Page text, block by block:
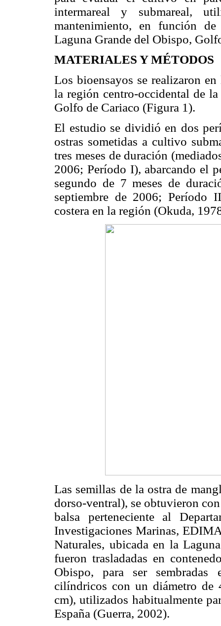
intermareal y submareal,
mantenimiento, en función
Laguna Grande del Obispo,
MATERIALES Y MÉTODOS
Los bioensayos se realizaron
la región centro-occidental de
Golfo de Cariaco (Figura 1).
El estudio se dividió en dos
ostras sometidas a cultivo
tres meses de duración
2006; Período I), abarcando el
segundo de 7 meses de
septiembre de 2006; Período
costera en la región (Okuda,
Las semillas de la ostra de
dorso-ventral), se obtuvieron
balsa perteneciente al
Investigaciones Marinas,
Naturales, ubicada en la
fueron trasladadas en
Obispo, para ser sembradas
cilíndricos con un diámetro
cm), utilizados habitualmente
España (Guerra, 2002).